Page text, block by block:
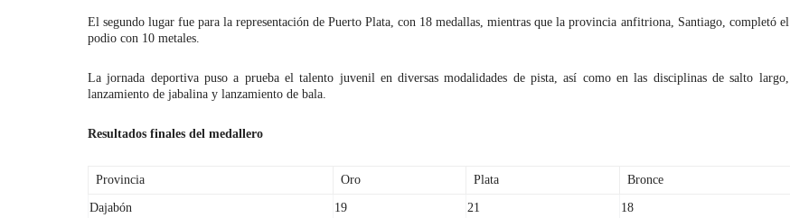
El segundo lugar fue para la representación de Puerto Plata, con 18 medallas, mientras que la provincia anfitriona, Santiago, completó el
podio con 10 metales.
La jornada deportiva puso a prueba el talento juvenil en diversas modalidades de pista, así como en las disciplinas de salto largo,
lanzamiento de jabalina y lanzamiento de bala.
Resultados finales del medallero
Provincia Oro Plata Bronce
Dajabón 19 21 18